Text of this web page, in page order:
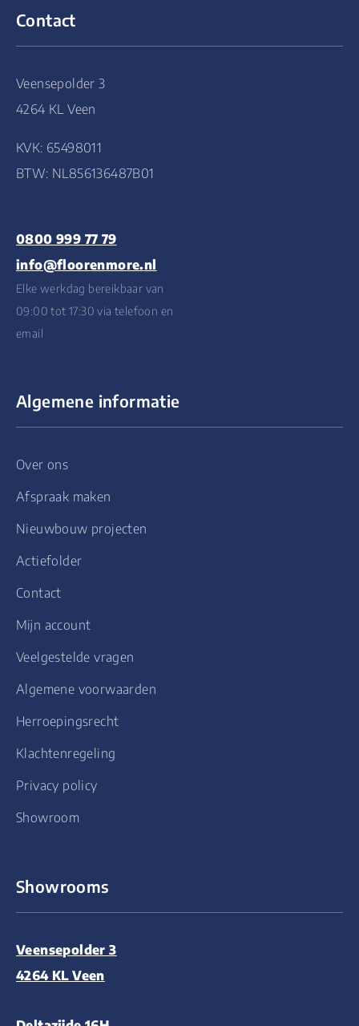
Contact
Veensepolder 3
4264 KL Veen
KVK: 65498011
BTW: NL856136487B01
0800 999 77 79
info@floorenmore.nl
Elke werkdag bereikbaar van
09:00 tot 17:30 via telefoon en
email
Algemene informatie
Over ons
Afspraak maken
Nieuwbouw projecten
Actiefolder
Contact
Mijn account
Veelgestelde vragen
Algemene voorwaarden
Herroepingsrecht
Klachtenregeling
Privacy policy
Showroom
Showrooms
Veensepolder 3
4264 KL Veen